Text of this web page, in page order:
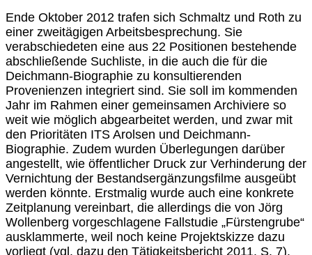
Ende Oktober 2012 trafen sich Schmaltz und Roth zu
einer zweitägigen Arbeitsbesprechung. Sie
verabschiedeten eine aus 22 Positionen bestehende
abschließende Suchliste, in die auch die für die
Deichmann-Biographie zu konsultierenden
Provenienzen integriert sind. Sie soll im kommenden
Jahr im Rahmen einer gemeinsamen Archiviere so
weit wie möglich abgearbeitet werden, und zwar mit
den Prioritäten ITS Arolsen und Deichmann-
Biographie. Zudem wurden Überlegungen darüber
angestellt, wie öffentlicher Druck zur Verhinderung der
Vernichtung der Bestandsergänzungsfilme ausgeübt
werden könnte. Erstmalig wurde auch eine konkrete
Zeitplanung vereinbart, die allerdings die von Jörg
Wollenberg vorgeschlagene Fallstudie „Fürstengrube“
ausklammerte, weil noch keine Projektskizze dazu
vorliegt (vgl. dazu den Tätigkeitsbericht 2011, S. 7).